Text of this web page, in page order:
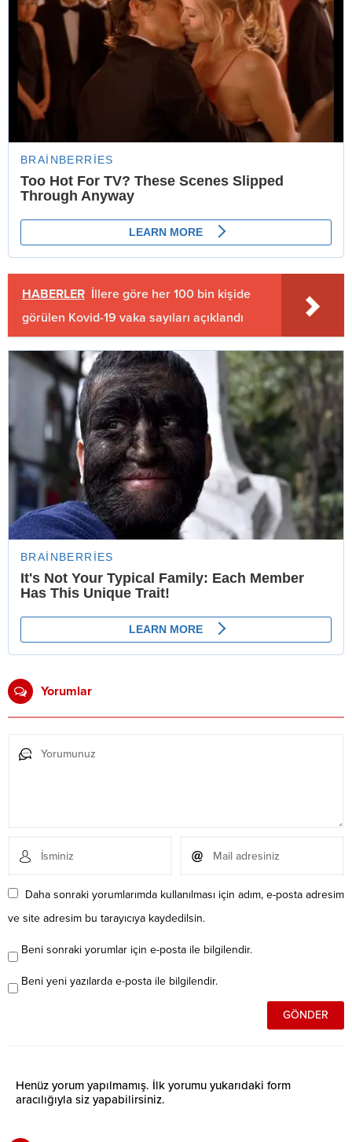
HABERLER İllere göre her 100 bin kişide
görülen Kovid-19 vaka sayıları açıklandı
Yorumlar
Daha sonraki yorumlarımda kullanılması için adım, e-posta adresim
ve site adresim bu tarayıcıya kaydedilsin.
Beni sonraki yorumlar için e-posta ile bilgilendir.
Beni yeni yazılarda e-posta ile bilgilendir.
Henüz yorum yapılmamış. İlk yorumu yukarıdaki form
aracılığıyla siz yapabilirsiniz.